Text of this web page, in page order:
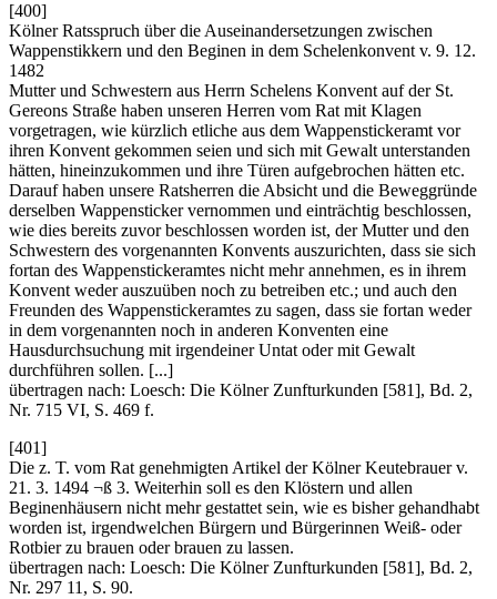
[400]
Kölner Ratsspruch über die Auseinandersetzungen zwischen
Wappenstikkern und den Beginen in dem Schelenkonvent v. 9. 12.
1482
Mutter und Schwestern aus Herrn Schelens Konvent auf der St.
Gereons Straße haben unseren Herren vom Rat mit Klagen
vorgetragen, wie kürzlich etliche aus dem Wappenstickeramt vor
ihren Konvent gekommen seien und sich mit Gewalt unterstanden
hätten, hineinzukommen und ihre Türen aufgebrochen hätten etc.
Darauf haben unsere Ratsherren die Absicht und die Beweggründe
derselben Wappensticker vernommen und einträchtig beschlossen,
wie dies bereits zuvor beschlossen worden ist, der Mutter und den
Schwestern des vorgenannten Konvents auszurichten, dass sie sich
fortan des Wappenstickeramtes nicht mehr annehmen, es in ihrem
Konvent weder auszuüben noch zu betreiben etc.; und auch den
Freunden des Wappenstickeramtes zu sagen, dass sie fortan weder
in dem vorgenannten noch in anderen Konventen eine
Hausdurchsuchung mit irgendeiner Untat oder mit Gewalt
durchführen sollen. [...]
übertragen nach: Loesch: Die Kölner Zunfturkunden [581], Bd. 2,
Nr. 715 VI, S. 469 f.
[401]
Die z. T. vom Rat genehmigten Artikel der Kölner Keutebrauer v.
21. 3. 1494 ¬ß 3. Weiterhin soll es den Klöstern und allen
Beginenhäusern nicht mehr gestattet sein, wie es bisher gehandhabt
worden ist, irgendwelchen Bürgern und Bürgerinnen Weiß- oder
Rotbier zu brauen oder brauen zu lassen.
übertragen nach: Loesch: Die Kölner Zunfturkunden [581], Bd. 2,
Nr. 297 11, S. 90.